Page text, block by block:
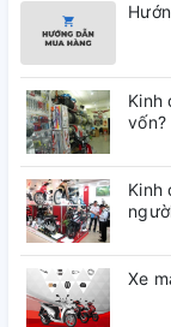
Kinh
vốn?
Kinh
Xe